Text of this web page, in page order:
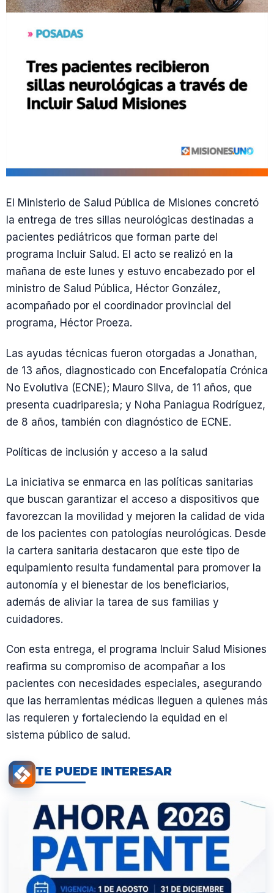
El Ministerio de Salud Pública de Misiones concretó
la entrega de tres sillas neurológicas destinadas a
pacientes pediátricos que forman parte del
programa Incluir Salud. El acto se realizó en la
mañana de este lunes y estuvo encabezado por el
ministro de Salud Pública, Héctor González,
acompañado por el coordinador provincial del
programa, Héctor Proeza.
Las ayudas técnicas fueron otorgadas a Jonathan,
de 13 años, diagnosticado con Encefalopatía Crónica
No Evolutiva (ECNE); Mauro Silva, de 11 años, que
presenta cuadriparesia; y Noha Paniagua Rodríguez,
de 8 años, también con diagnóstico de ECNE.
Políticas de inclusión y acceso a la salud
La iniciativa se enmarca en las políticas sanitarias
que buscan garantizar el acceso a dispositivos que
favorezcan la movilidad y mejoren la calidad de vida
de los pacientes con patologías neurológicas. Desde
la cartera sanitaria destacaron que este tipo de
equipamiento resulta fundamental para promover la
autonomía y el bienestar de los beneficiarios,
además de aliviar la tarea de sus familias y
cuidadores.
Con esta entrega, el programa Incluir Salud Misiones
reafirma su compromiso de acompañar a los
pacientes con necesidades especiales, asegurando
que las herramientas médicas lleguen a quienes más
las requieren y fortaleciendo la equidad en el
sistema público de salud.
TE PUEDE INTERESAR